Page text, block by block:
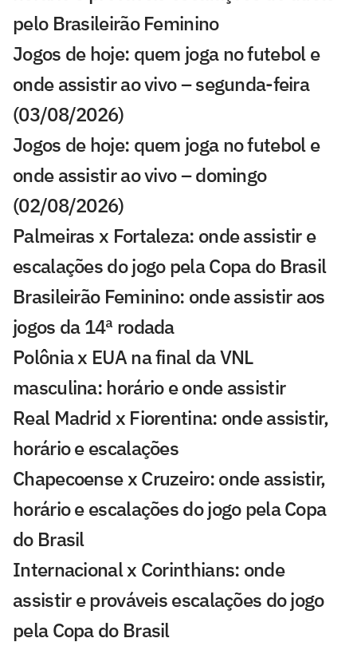
pelo Brasileirão Feminino
Jogos de hoje: quem joga no futebol e
onde assistir ao vivo – segunda-feira
(03/08/2026)
Jogos de hoje: quem joga no futebol e
onde assistir ao vivo – domingo
(02/08/2026)
Palmeiras x Fortaleza: onde assistir e
escalações do jogo pela Copa do Brasil
Brasileirão Feminino: onde assistir aos
jogos da 14ª rodada
Polônia x EUA na final da VNL
masculina: horário e onde assistir
Real Madrid x Fiorentina: onde assistir,
horário e escalações
Chapecoense x Cruzeiro: onde assistir,
horário e escalações do jogo pela Copa
do Brasil
Internacional x Corinthians: onde
assistir e prováveis escalações do jogo
pela Copa do Brasil